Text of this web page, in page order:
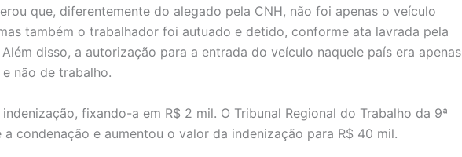
que, diferentemente do alegado pela CNH, não foi apenas o veículo
também o trabalhador foi autuado e detido, conforme ata lavrada pela
disso, a autorização para a entrada do veículo naquele país era apenas
não de trabalho.
fixando-a em R$ 2 mil. O Tribunal Regional do Trabalho da 9ª
a condenação e aumentou o valor da indenização para R$ 40 mil.